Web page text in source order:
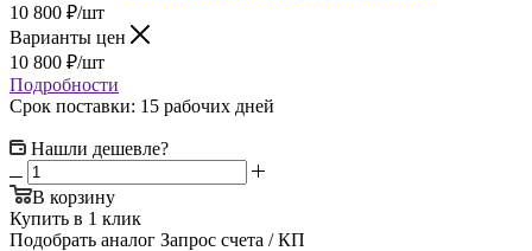
10 800 ₽/шт
Варианты цен
10 800 ₽/шт
Подробности
Срок поставки: 15 рабочих дней
Нашли дешевле?
В корзину
Купить в 1 клик
Подобрать аналог Запрос счета / КП